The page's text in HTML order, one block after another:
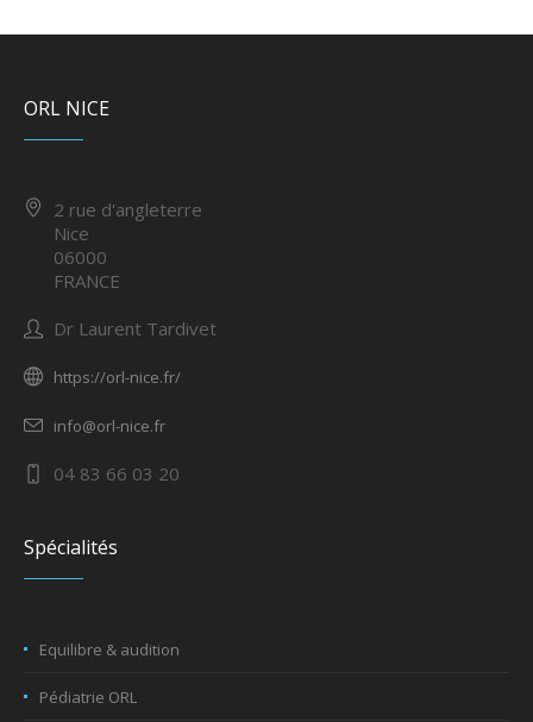
ORL NICE
2 rue d'angleterre
Nice
06000
FRANCE
Dr Laurent Tardivet
https://orl-nice.fr/
info@orl-nice.fr
04 83 66 03 20
Spécialités
Equilibre & audition
Pédiatrie ORL